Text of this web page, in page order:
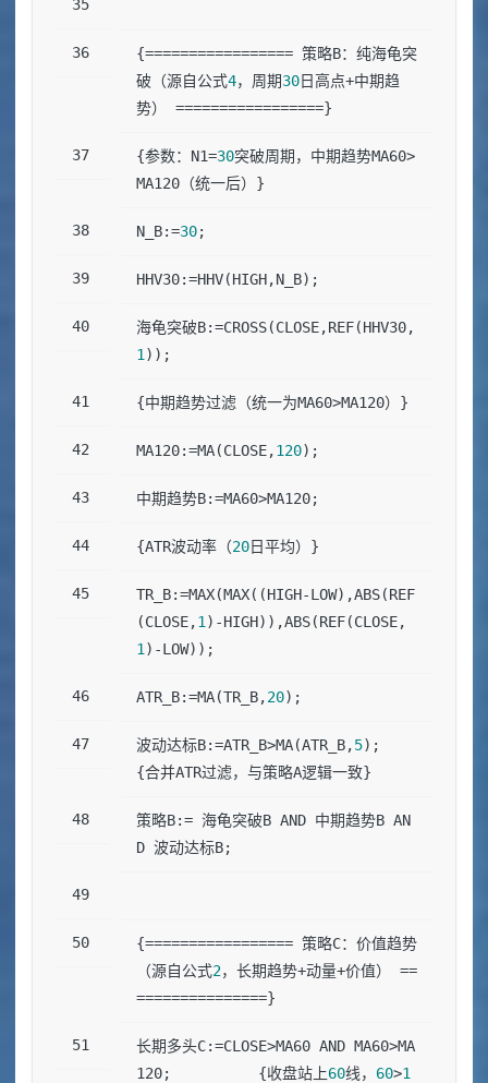
{================= 策略B：纯海龟突
破（源自公式4，周期30日高点+中期趋
势） =================}
{参数：N1=30突破周期，中期趋势MA60>
MA120（统一后）}
N_B:=30;
HHV30:=HHV(HIGH,N_B);
海龟突破B:=CROSS(CLOSE,REF(HHV30,
1 ));
{中期趋势过滤（统一为MA60>MA120）}
MA120:=MA(CLOSE,120);
中期趋势B:=MA60>MA120;
{ATR波动率（20日平均）}
TR_B:=MAX(MAX((HIGH-LOW),ABS(REF
(CLOSE,1 )-HIGH)),ABS(REF(CLOSE,
1 )-LOW));
ATR_B:=MA(TR_B,20);
波动达标B:=ATR_B>MA(ATR_B,5);
{合并ATR过滤，与策略A逻辑一致}
策略B:= 海龟突破B AND 中期趋势B AN
D 波动达标B;
{================= 策略C：价值趋势
（源自公式2，长期趋势+动量+价值） ==
===============}
长期多头C:=CLOSE>MA60 AND MA60>MA
120;          {收盘站上60线， 60>1